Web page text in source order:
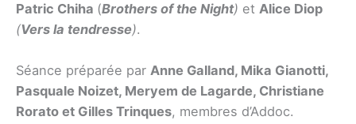
Patric Chiha (Brothers of the Night) et Alice Diop
(Vers la tendresse).
Séance préparée par Anne Galland, Mika Gianotti,
Pasquale Noizet, Meryem de Lagarde, Christiane
Rorato et Gilles Trinques, membres d’Addoc.